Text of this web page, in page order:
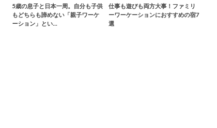
5歳の息子と日本一周。自分も子供
もどちらも諦めない「親子ワーケ
ーション」とい…
仕事も遊びも両方大事！ファミリ
ーワーケーションにおすすめの宿7
選